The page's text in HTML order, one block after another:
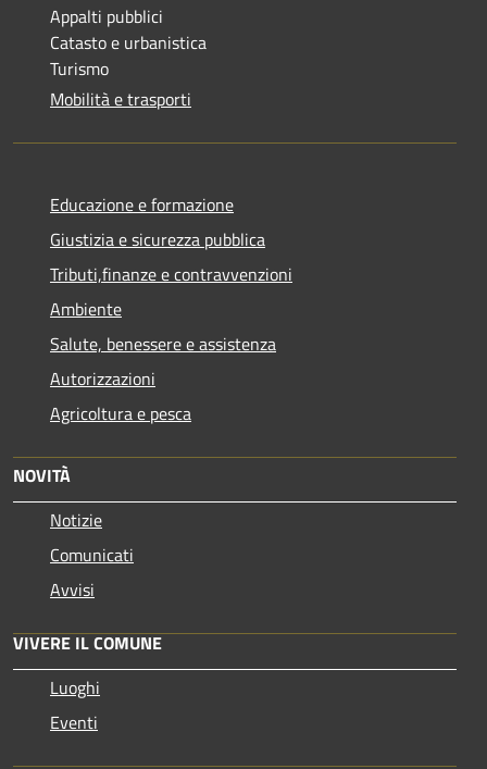
Appalti pubblici
Catasto e urbanistica
Turismo
Mobilità e trasporti
Educazione e formazione
Giustizia e sicurezza pubblica
Tributi,finanze e contravvenzioni
Ambiente
Salute, benessere e assistenza
Autorizzazioni
Agricoltura e pesca
NOVITÀ
Notizie
Comunicati
Avvisi
VIVERE IL COMUNE
Luoghi
Eventi